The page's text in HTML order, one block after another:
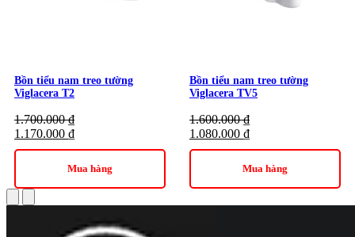
Bồn tiểu nam treo tường
Viglacera T2
1.700.000₫
1.170.000 ₫
Mua hàng
Bồn tiểu nam treo tường
Viglacera TV5
1.600.000₫
1.080.000 ₫
Mua hàng